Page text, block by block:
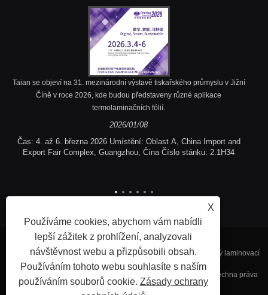
Taian se objeví na 31. mezinárodní výstavě tiskařského průmyslu v Jižní
Číně v roce 2026, kde budou představeny různé aplikace
termolaminačních fólií.
2026/01/08
Čas: 4. až 6. března 2026 Umístění: Oblast A, China Import and
Export Fair Complex, Guangzhou, Čína Číslo stánku: 2.1H34
Copyright © 2023 Fujian Taian Lamination Film Co., Ltd. - Tepelný laminovací
film, Laminovaný ocelový film, reliéfní tepelné laminační film - všechna práva
X
Používáme cookies, abychom vám nabídli
lepší zážitek z prohlížení, analyzovali
návštěvnost webu a přizpůsobili obsah.
Používáním tohoto webu souhlasíte s naším
používáním souborů cookie. Zásady ochrany